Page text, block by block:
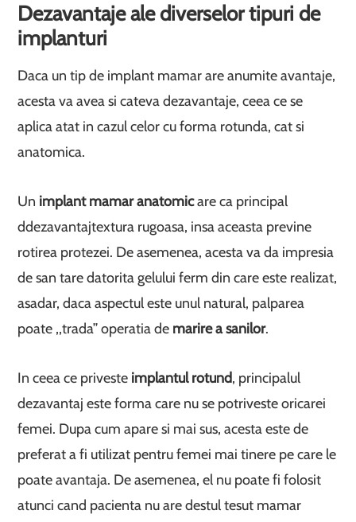
Dezavantaje ale diverselor tipuri de
implanturi
Daca un tip de implant mamar are anumite avantaje,
acesta va avea si cateva dezavantaje, ceea ce se
aplica atat in cazul celor cu forma rotunda, cat si
anatomica.
Un implant mamar anatomicare ca principal
ddezavantajtextura rugoasa, insa aceasta previne
rotirea protezei. De asemenea, acesta va da impresia
de san tare datorita gelului ferm din care este realizat,
asadar, daca aspectul este unul natural, palparea
poate ,,trada’’ operatia de marire a sanilor.
In ceea ce priveste implantul rotund, principalul
dezavantaj este forma care nu se potriveste oricarei
femei. Dupa cum apare si mai sus, acesta este de
preferat a fi utilizat pentru femei mai tinere pe care le
poate avantaja. De asemenea, el nu poate fi folosit
atunci cand pacienta nu are destul tesut mamar